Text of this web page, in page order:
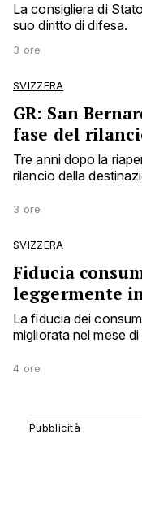
La consigliera di
suo diritto di difesa.
3 ore
SVIZZERA
GR: San
fase del
Tre anni dopo la
rilancio della
3 ore
SVIZZERA
Fiducia
leggermente
La fiducia dei
migliorata nel mese
4 ore